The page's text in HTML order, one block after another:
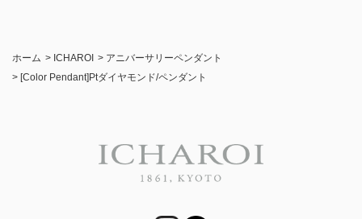
ホーム > ICHAROI > アニバーサリーペンダント
> [Color Pendant]Ptダイヤモンド/ペンダント